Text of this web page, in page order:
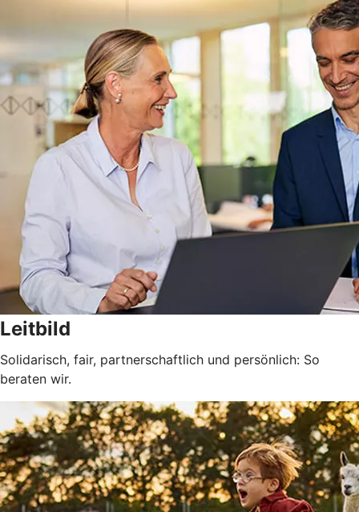
Leitbild
Solidarisch, fair, partnerschaftlich und persönlich: So
beraten wir.